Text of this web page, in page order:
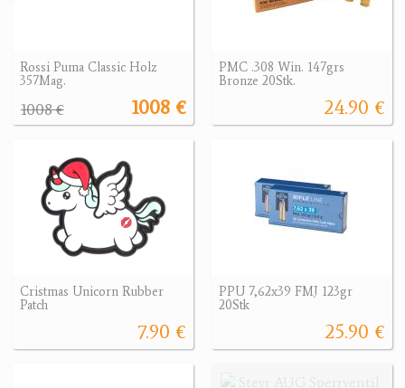
Rossi Puma Classic Holz
357Mag.
1008 €
1008 €
PMC .308 Win. 147grs
Bronze 20Stk.
24.90 €
Cristmas Unicorn Rubber
Patch
7.90 €
PPU 7,62x39 FMJ 123gr
20Stk
25.90 €